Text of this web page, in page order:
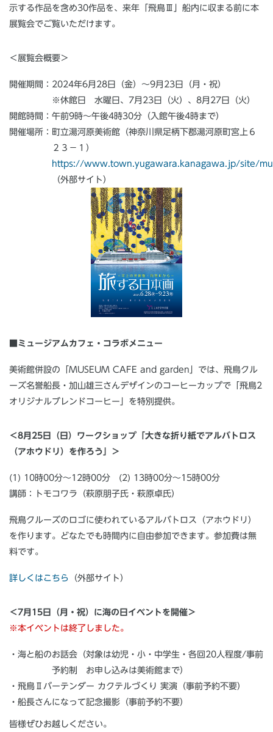
示する作品を含め30作品を、来年「飛鳥Ⅲ」船内に収まる前に本
展覧会でご覧いただけます。
＜展覧会概要＞
開催期間：2024年6月28日（金）～9月23日（月・祝）
※休館日 水曜日、7月23日（火）、8月27日（火）
開館時間：午前9時～午後4時30分（入館午後4時まで）
開催場所：町立湯河原美術館（神奈川県足柄下郡湯河原町宮上６
２３−１）
https://www.town.yugawara.kanagawa.jp/site/
（外部サイト）
■ミュージアムカフェ・コラボメニュー
美術館併設の「MUSEUM CAFE and garden」では、飛鳥クル
ーズ名誉船長・加山雄三さんデザインのコーヒーカップで「飛鳥2
オリジナルブレンドコーヒー」を特別提供。
＜8月25日（日）ワークショップ「大きな折り紙でアルバトロス
（アホウドリ）を作ろう」＞
(1) 10時00分～12時00分 (2) 13時00分～15時00分
講師：トモコワラ（萩原朋子氏・萩原卓氏）
飛鳥クルーズのロゴに使われているアルバトロス（アホウドリ）
を作ります。どなたでも時間内に自由参加できます。参加費は無
料です。
詳しくはこちら （外部サイト）
＜7月15日（月・祝）に海の日イベントを開催＞
※本イベントは終了しました。
・海と船のお話会（対象は幼児・小・中学生・各回20人程度/事前
予約制 お申し込みは美術館まで）
・飛鳥Ⅱバーテンダー カクテルづくり 実演（事前予約不要）
・船長さんになって記念撮影（事前予約不要）
皆様ぜひお越しください。